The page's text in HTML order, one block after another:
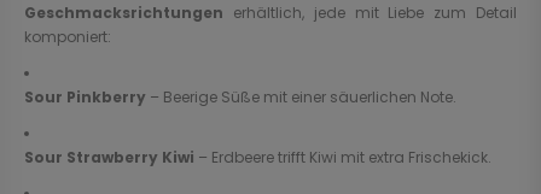
Geschmacksrichtungen erhältlich, jede mit Liebe zum Detail
komponiert:
Sour Pinkberry – Beerige Süße mit einer säuerlichen Note.
Sour Strawberry Kiwi – Erdbeere trifft Kiwi mit extra Frischekick.